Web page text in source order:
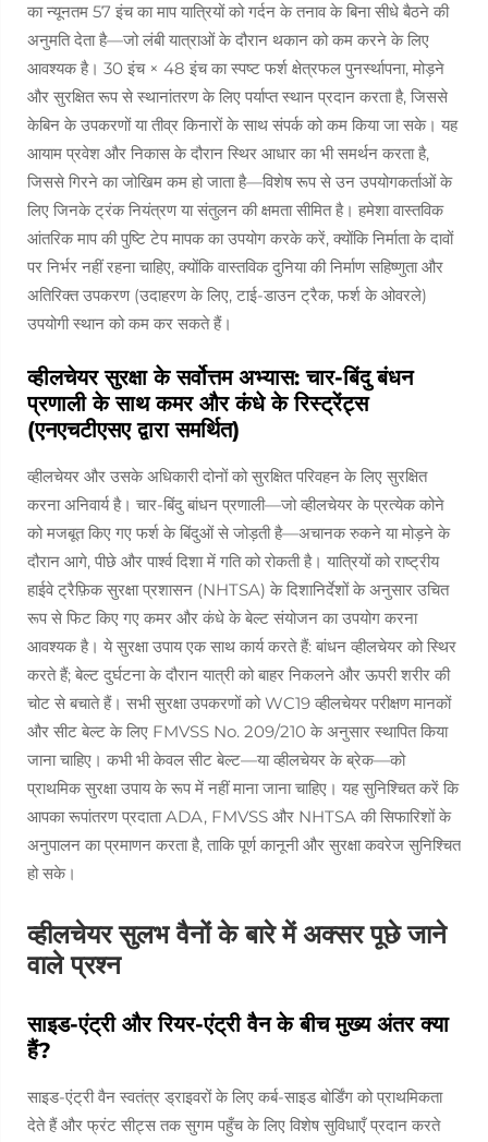
का न्यूनतम 57 इंच का माप यात्रियों को गर्दन के तनाव के बिना सीधे बैठने की
अनुमति देता है—जो लंबी यात्राओं के दौरान थकान को कम करने के लिए
आवश्यक है। 30 इंच × 48 इंच का स्पष्ट फर्श क्षेत्रफल पुनर्स्थापना, मोड़ने
और सुरक्षित रूप से स्थानांतरण के लिए पर्याप्त स्थान प्रदान करता है, जिससे
केबिन के उपकरणों या तीव्र किनारों के साथ संपर्क को कम किया जा सके। यह
आयाम प्रवेश और निकास के दौरान स्थिर आधार का भी समर्थन करता है,
जिससे गिरने का जोखिम कम हो जाता है—विशेष रूप से उन उपयोगकर्ताओं के
लिए जिनके ट्रंक नियंत्रण या संतुलन की क्षमता सीमित है। हमेशा वास्तविक
आंतरिक माप की पुष्टि टेप मापक का उपयोग करके करें, क्योंकि निर्माता के दावों
पर निर्भर नहीं रहना चाहिए, क्योंकि वास्तविक दुनिया की निर्माण सहिष्णुता और
अतिरिक्त उपकरण (उदाहरण के लिए, टाई-डाउन ट्रैक, फर्श के ओवरले)
उपयोगी स्थान को कम कर सकते हैं।
व्हीलचेयर सुरक्षा के सर्वोत्तम अभ्यास: चार-बिंदु बंधन
प्रणाली के साथ कमर और कंधे के रिस्ट्रेंट्स
(एनएचटीएसए द्वारा समर्थित)
व्हीलचेयर और उसके अधिकारी दोनों को सुरक्षित परिवहन के लिए सुरक्षित
करना अनिवार्य है। चार-बिंदु बांधन प्रणाली—जो व्हीलचेयर के प्रत्येक कोने
को मजबूत किए गए फर्श के बिंदुओं से जोड़ती है—अचानक रुकने या मोड़ने के
दौरान आगे, पीछे और पार्श्व दिशा में गति को रोकती है। यात्रियों को राष्ट्रीय
हाईवे ट्रैफ़िक सुरक्षा प्रशासन (NHTSA) के दिशानिर्देशों के अनुसार उचित
रूप से फिट किए गए कमर और कंधे के बेल्ट संयोजन का उपयोग करना
आवश्यक है। ये सुरक्षा उपाय एक साथ कार्य करते हैं: बांधन व्हीलचेयर को स्थिर
करते हैं; बेल्ट दुर्घटना के दौरान यात्री को बाहर निकलने और ऊपरी शरीर की
चोट से बचाते हैं। सभी सुरक्षा उपकरणों को WC19 व्हीलचेयर परीक्षण मानकों
और सीट बेल्ट के लिए FMVSS No. 209/210 के अनुसार स्थापित किया
जाना चाहिए। कभी भी केवल सीट बेल्ट—या व्हीलचेयर के ब्रेक—को
प्राथमिक सुरक्षा उपाय के रूप में नहीं माना जाना चाहिए। यह सुनिश्चित करें कि
आपका रूपांतरण प्रदाता ADA, FMVSS और NHTSA की सिफारिशों के
अनुपालन का प्रमाणन करता है, ताकि पूर्ण कानूनी और सुरक्षा कवरेज सुनिश्चित
हो सके।
व्हीलचेयर सुलभ वैनों के बारे में अक्सर पूछे जाने
वाले प्रश्न
साइड-एंट्री और रियर-एंट्री वैन के बीच मुख्य अंतर क्या
हैं?
साइड-एंट्री वैन स्वतंत्र ड्राइवरों के लिए कर्ब-साइड बोर्डिंग को प्राथमिकता
देते हैं और फ्रंट सीट्स तक सुगम पहुँच के लिए विशेष सुविधाएँ प्रदान करते